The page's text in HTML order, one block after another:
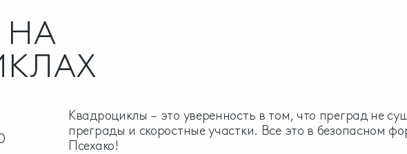
НА
Квадроциклы – это уверенность в том, что преград не
преграды и скоростные участки. Все это в безопасном
Псехако!